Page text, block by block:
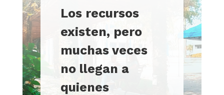
Los recursos
existen, pero
muchas veces
no llegan a
quienes